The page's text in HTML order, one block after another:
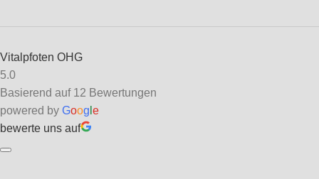
Vitalpfoten OHG
5.0
Basierend auf 12 Bewertungen
powered by Goog e
bewerte uns auf